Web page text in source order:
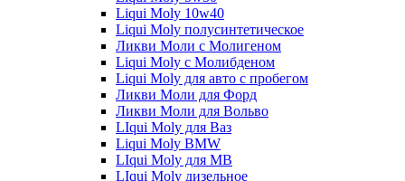
Liqui Moly 10w40
Liqui Moly полусинтетическое
Ликви Моли с Молигеном
Liqui Moly с Молибденом
Liqui Moly для авто с пробегом
Ликви Моли для Форд
Ликви Моли для Вольво
LIqui Moly для Ваз
Liqui Moly BMW
LIqui Moly для MB
LIqui Moly дизельное